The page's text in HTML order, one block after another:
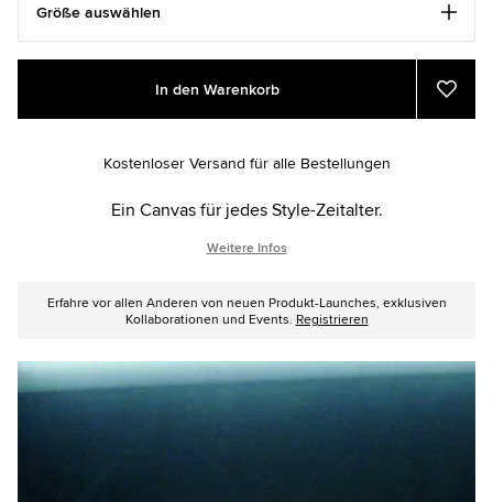
Größe auswählen
Add
cart
Product
In den Warenkorb
Zu
Kostenloser Versand für alle Bestellungen
Ein Canvas für jedes Style-Zeitalter.
Weitere Infos
Erfahre vor allen Anderen von neuen Produkt-Launches, exklusiven
Kollaborationen und Events. Registrieren